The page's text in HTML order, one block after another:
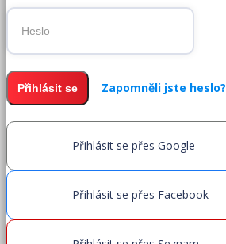
Přihlásit se Zapomněli jste heslo?
Přihlásit se přes Google
Přihlásit se přes Facebook